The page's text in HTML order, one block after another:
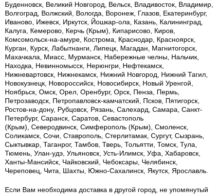
Буденновск, Великий Новгород, Вельск, Владивосток, Владимир,
Волгоград, Волжский, Вологда, Воронеж, Глазов, Екатеринбург,
Иваново, Ижевск, Иркутск, Йошкар-ола, Казань, Калининград,
Калуга, Кемерово, Керчь (Крым), Кипарисово, Киров,
Комсомольск-на-амуре, Кострома, Краснодар, Красноярск,
Курган, Курск, Лабытнанги, Липецк, Магадан, Магнитогорск,
Махачкала, Миасс, Мурманск, Набережные челны, Нальчик,
Находка, Невинномысск, Нерюнгри, Нефтекамск,
Нижневартовск, Нижнекамск, Нижний Новгород, Нижний Тагил,
Новокузнецк, Новороссийск, Новосибирск, Новый Уренгой,
Ноябрьск, Омск, Орел, Оренбург, Орск, Пенза, Пермь,
Петрозаводск, Петропавловск-камчатский, Псков, Пятигорск,
Ростов-на-дону, Рубцовск, Рязань, Салехард, Самара, Санкт-
Петербург, Саранск, Саратов, Севастополь
(Крым), Северодвинск, Симферополь (Крым), Смоленск,
Соликамск, Сочи, Ставрополь, Стерлитамак, Сургут, Сызрань,
Сыктывкар, Таганрог, Тамбов, Тверь, Тольятти, Томск, Тула,
Тюмень, Улан-удэ, Ульяновск, Усть-Илимск, Уфа, Хабаровск,
Ханты-Мансийск, Чайковский, Чебоксары, Челябинск,
Череповец, Чита, Шахты, Южно-Сахалинск, Якутск, Ярославль.
Если Вам необходима доставка в другой город, не упомянутый